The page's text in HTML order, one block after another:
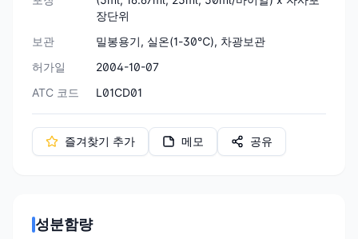
장단위
보관
밀봉용기, 실온(1-30℃), 차광보관
허가일
2004-10-07
ATC 코드
L01CD01
즐겨찾기 추가 메모 공유
성분함량